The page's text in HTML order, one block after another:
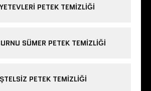
PETEK TEMIZLIĞI
SÜMER PETEK TEMIZLIĞI
PETEK TEMIZLIĞI